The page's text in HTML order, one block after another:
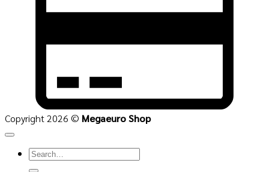
Copyright 2026 © Megaeuro Shop
Search
for: